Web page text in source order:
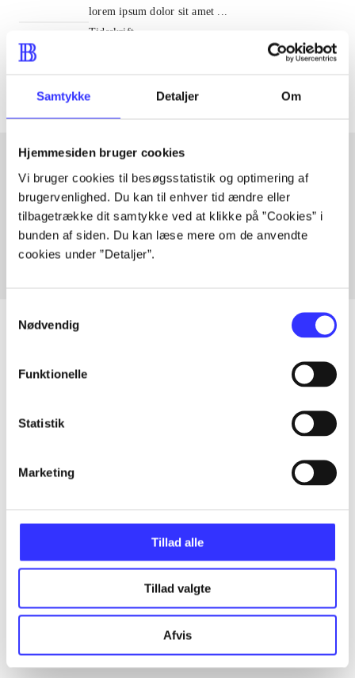
Samtykke Detaljer Om
Hjemmesiden bruger cookies
Vi bruger cookies til besøgsstatistik og optimering af
brugervenlighed. Du kan til enhver tid ændre eller
tilbagetrække dit samtykke ved at klikke på ”Cookies” i
bunden af siden. Du kan læse mere om de anvendte
cookies under ”Detaljer”.
Nødvendig
Funktionelle
Statistik
Marketing
Tillad alle
Tillad valgte
Afvis
lorem ipsum dolor sit amet ...
Tidsskrift
Artiklerne i
Artikler med samme emner
Fra
Artikler